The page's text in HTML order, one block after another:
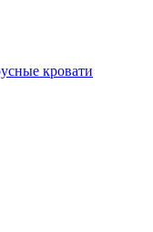
кровати